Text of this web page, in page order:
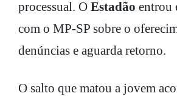
processual. O Estadão entrou
com o MP-SP sobre o
denúncias e aguarda retorno.
O salto que matou a jovem